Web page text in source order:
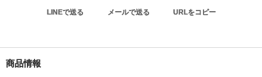
LINEで送る メールで送る URLをコピー
商品情報